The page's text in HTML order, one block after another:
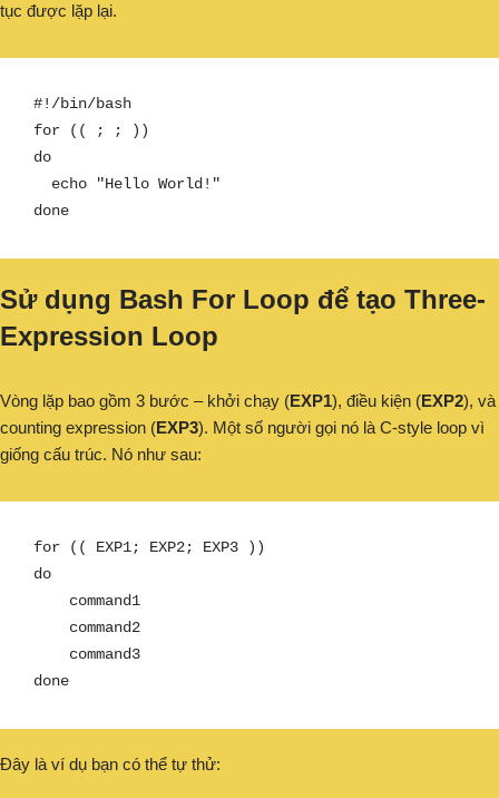
tục được lặp lại.
#!/bin/bash
for (( ; ; ))
do
echo "Hello World!"
done
Sử dụng Bash For Loop để tạo Three-
Expression Loop
Vòng lặp bao gồm 3 bước – khởi chạy (EXP1), điều kiện (EXP2), và
counting expression (EXP3). Một số người gọi nó là C-style loop vì
giống cấu trúc. Nó như sau:
for (( EXP1; EXP2; EXP3 ))
do
command1
command2
command3
done
Đây là ví dụ bạn có thể tự thử: